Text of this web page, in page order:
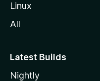
Linux
All
Latest Builds
Nightly